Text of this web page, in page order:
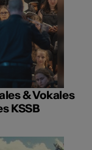
& Vokales
KSSB